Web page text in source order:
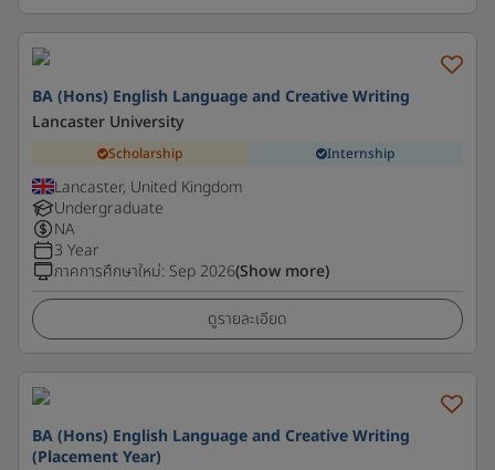
BA (Hons) English Language and Creative Writing
Lancaster University
Scholarship Internship
Lancaster, United Kingdom
Undergraduate
NA
3 Year
ภาคการศึกษาใหม่: Sep 2026(Show more)
ดูรายละเอียด
BA (Hons) English Language and Creative Writing
(Placement Year)